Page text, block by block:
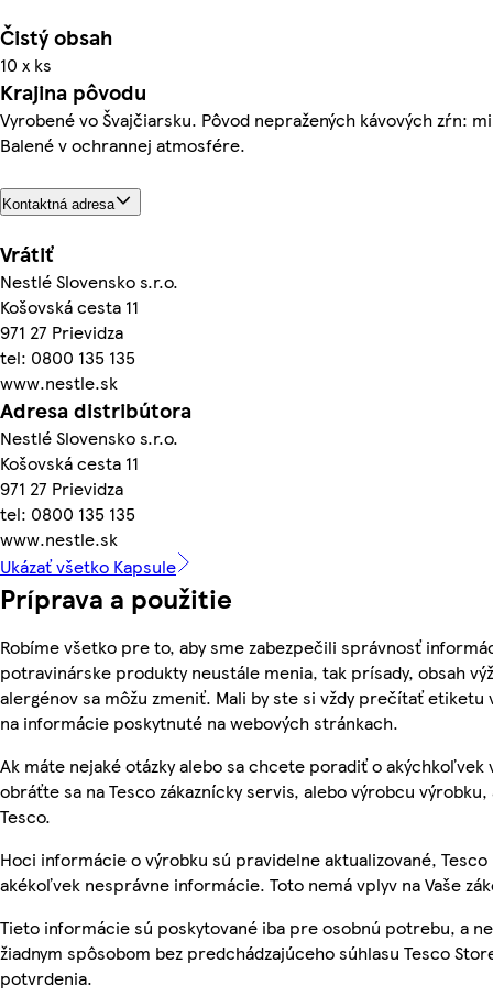
Čistý obsah
10 x ks
Krajina pôvodu
Vyrobené vo Švajčiarsku. Pôvod nepražených kávových zŕn:
Balené v ochrannej atmosfére.
Kontaktná adresa
Vrátiť
Nestlé Slovensko s.r.o.
Košovská cesta 11
971 27 Prievidza
tel: 0800 135 135
www.nestle.sk
Adresa distribútora
Nestlé Slovensko s.r.o.
Košovská cesta 11
971 27 Prievidza
tel: 0800 135 135
www.nestle.sk
Ukázať všetko Kapsule
Príprava a použitie
Robíme všetko pre to, aby sme zabezpečili správnosť
potravinárske produkty neustále menia, tak prísady, obsah
alergénov sa môžu zmeniť. Mali by ste si vždy prečítať etiketu
na informácie poskytnuté na webových stránkach.
Ak máte nejaké otázky alebo sa chcete poradiť o akýchkoľvek
obráťte sa na Tesco zákaznícky servis, alebo výrobcu
Tesco.
Hoci informácie o výrobku sú pravidelne aktualizované,
akékoľvek nesprávne informácie. Toto nemá vplyv na Vaše
Tieto informácie sú poskytované iba pre osobnú potrebu, a
žiadnym spôsobom bez predchádzajúceho súhlasu Tesco
potvrdenia.